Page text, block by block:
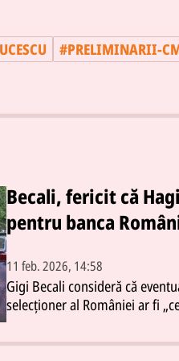
#PRELIMINARII-
Becali, fericit că
pentru banca
11 feb. 2026, 14:58
Gigi Becali consideră că
selecționer al României ar fi
banca naționalei.Mircea